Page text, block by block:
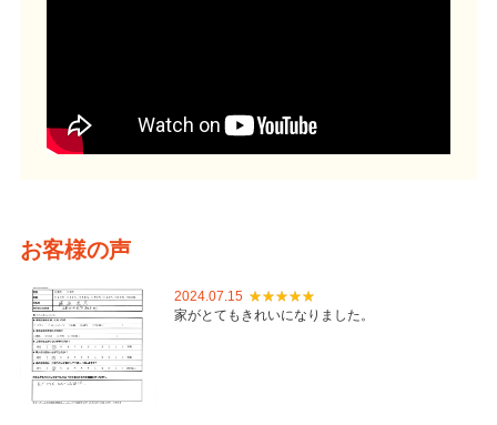
お客様の声
2024.07.15
家がとてもきれいになりました。